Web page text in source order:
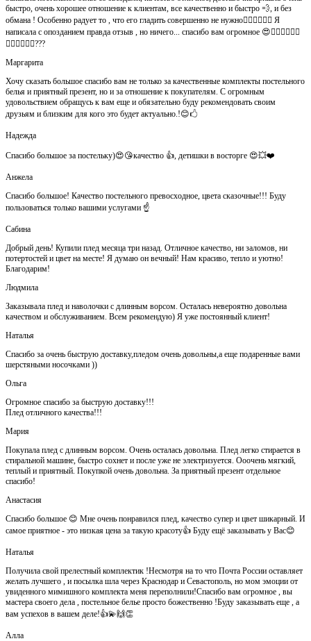
быстро, очень хорошее отношение к клиентам, все качественно и быстро 💨, и без
обмана ! Особенно радует то , что его гладить совершенно не нужно👍🏻👍🏻🙈😄 Я
написала с опозданием правда отзыв , но ничего... спасибо вам огромное 😍👍🏻👍🏻👏🏻
👌🏻👌🏻👌🏻???
Маргарита
Хочу сказать большое спасибо вам не только за качественные комплекты постельного
белья и приятный презент, но и за отношение к покупателям. С огромным
удовольствием обращусь к вам еще и обязательно буду рекомендовать своим
друзьям и близким для кого это будет актуально.!😊🖒
Надежда
Спасибо большое за постельку)😍😘качество 👍, детишки в восторге 😍💥❤️
Анжела
Спасибо большое! Качество постельного превосходное, цвета сказочные!!! Буду
пользоваться только вашими услугами ☝️
Сабина
Добрый день! Купили плед месяца три назад. Отличное качество, ни заломов, ни
потертостей и цвет на месте! Я думаю он вечный! Нам красиво, тепло и уютно!
Благодарим!
Людмила
Заказывала плед и наволочки с длинным ворсом. Осталась невероятно довольна
качеством и обслуживанием. Всем рекомендую) Я уже постоянный клиент!
Наталья
Спасибо за очень быструю доставку,пледом очень довольны,а еще подаренные вами
шерстяными носочками ))
Ольга
Огромное спасибо за быструю доставку!!!
Плед отличного качества!!!
Мария
Покупала плед с длинным ворсом. Очень осталась довольна. Плед легко стирается в
стиральной машине, быстро сохнет и после уже не электризуется. Ооочень мягкий,
теплый и приятный. Покупкой очень довольна. За приятный презент отдельное
спасибо!
Анастасия
Спасибо большое 😊 Мне очень понравился плед, качество супер и цвет шикарный. И
самое приятное - это низкая цена за такую красоту👍 Буду ещё заказывать у Вас😊
Наталья
Получила свой прелестный комплектик !Несмотря на то что Почта России оставляет
желать лучшего , и посылка шла через Краснодар и Севастополь, но мом эмоции от
увиденного мимишного комплекта меня переполнили!Спасибо вам огромное , вы
мастера своего дела , постельное белье просто божественно !Буду заказывать еще , а
вам успехов в вашем деле!👍💫🙌👏
Алла